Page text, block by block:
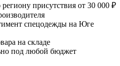
региону присутствия от 30 000 ₽
спецодежды на Юге
на складе
под любой бюджет